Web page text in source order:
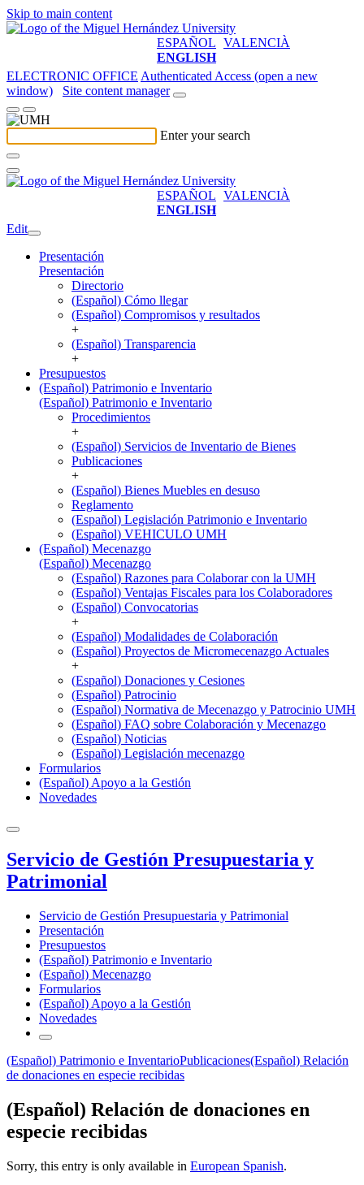
Skip to main content
ESPAÑOL VALENCIÀ
ENGLISH
ELECTRONIC OFFICE Authenticated Access (open a new
window)
Site content manager
Enter your search
ESPAÑOL VALENCIÀ
ENGLISH
Edit
Presentación
Presentación
Directorio
(Español) Cómo llegar
(Español) Compromisos y resultados
+
(Español) Transparencia
+
Presupuestos
(Español) Patrimonio e Inventario
(Español) Patrimonio e Inventario
Procedimientos
+
(Español) Servicios de Inventario de Bienes
Publicaciones
+
(Español) Bienes Muebles en desuso
Reglamento
(Español) Legislación Patrimonio e Inventario
(Español) VEHICULO UMH
(Español) Mecenazgo
(Español) Mecenazgo
(Español) Razones para Colaborar con la UMH
(Español) Ventajas Fiscales para los Colaboradores
(Español) Convocatorias
+
(Español) Modalidades de Colaboración
(Español) Proyectos de Micromecenazgo Actuales
+
(Español) Donaciones y Cesiones
(Español) Patrocinio
(Español) Normativa de Mecenazgo y Patrocinio UMH
(Español) FAQ sobre Colaboración y Mecenazgo
(Español) Noticias
(Español) Legislación mecenazgo
Formularios
(Español) Apoyo a la Gestión
Novedades
Servicio de Gestión Presupuestaria y
Patrimonial
Servicio de Gestión Presupuestaria y Patrimonial
Presentación
Presupuestos
(Español) Patrimonio e Inventario
(Español) Mecenazgo
Formularios
(Español) Apoyo a la Gestión
Novedades
(Español) Patrimonio e InventarioPublicaciones(Español) Relación
de donaciones en especie recibidas
(Español) Relación de donaciones en
especie recibidas
Sorry, this entry is only available in European Spanish.